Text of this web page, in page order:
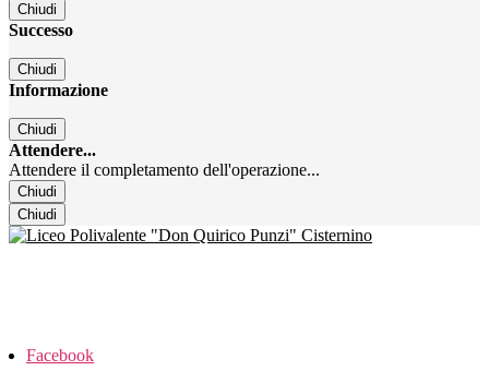
Chiudi
Successo
Chiudi
Informazione
Chiudi
Attendere...
Attendere il completamento dell'operazione...
Chiudi
Chiudi
Facebook